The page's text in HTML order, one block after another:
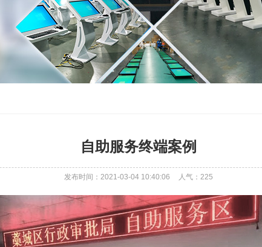
自助服务终端案例
发布时间：2021-03-04 10:40:06 人气： 225